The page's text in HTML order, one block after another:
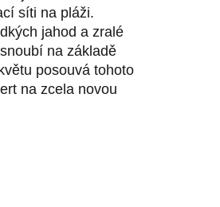
síti na pláži.
jahod a zralé
na základě
posouvá tohoto
na zcela novou